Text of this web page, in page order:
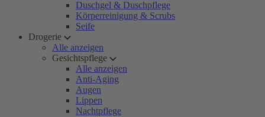
Duschgel & Duschpflege
Körperreinigung & Scrubs
Seife
Drogerie
Alle anzeigen
Gesichtspflege
Alle anzeigen
Anti-Aging
Augen
Lippen
Nachtpflege